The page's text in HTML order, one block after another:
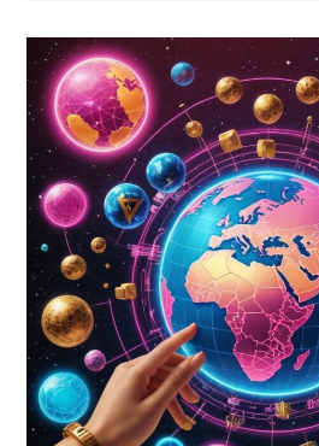
En
La
Cultura
Global